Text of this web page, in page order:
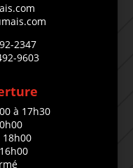
2347
9603
à 17h30